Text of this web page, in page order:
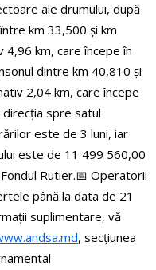
ale drumului, după
km 33,500 și km
km, care începe în
dintre km 40,810 și
2,04 km, care începe
direcția spre satul
este de 3 luni, iar
este de 11 499 560,00
Rutier.📅 Operatorii
până la data de 21
suplimentare, vă
, secțiunea